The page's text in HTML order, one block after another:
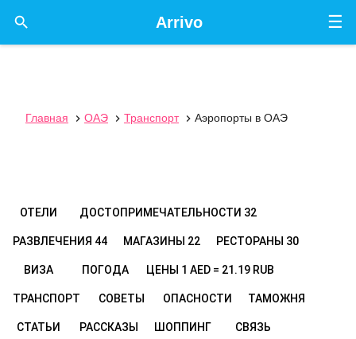
☰
Arrivo

Главная  ОАЭ  Транспорт  Аэропорты в ОАЭ
ОТЕЛИ ДОСТОПРИМЕЧАТЕЛЬНОСТИ 32
РАЗВЛЕЧЕНИЯ 44 МАГАЗИНЫ 22 РЕСТОРАНЫ 30
ВИЗА ПОГОДА ЦЕНЫ 1 AED = 21.19 RUB
ТРАНСПОРТ СОВЕТЫ ОПАСНОСТИ ТАМОЖНЯ
СТАТЬИ РАССКАЗЫ ШОППИНГ СВЯЗЬ